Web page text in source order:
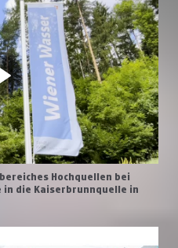
Hochquellen bei
in die Kaiserbrunnquelle in